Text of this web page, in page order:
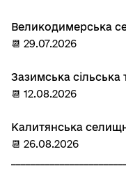
Великодимерська
📆 29.07.2026
Зазимська сільська
📆 12.08.2026
Калитянська
📆 26.08.2026